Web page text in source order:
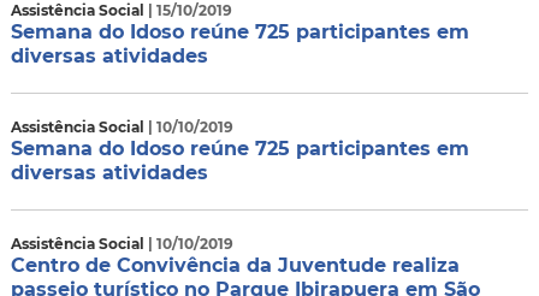
Assistência Social | 15/10/2019
Semana do Idoso reúne 725 participantes em
diversas atividades
Assistência Social | 10/10/2019
Semana do Idoso reúne 725 participantes em
diversas atividades
Assistência Social | 10/10/2019
Centro de Convivência da Juventude realiza
passeio turístico no Parque Ibirapuera em São